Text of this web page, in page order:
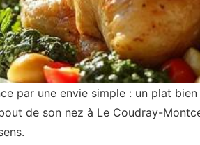
par une envie simple : un plat
de son nez à Le Coudray-